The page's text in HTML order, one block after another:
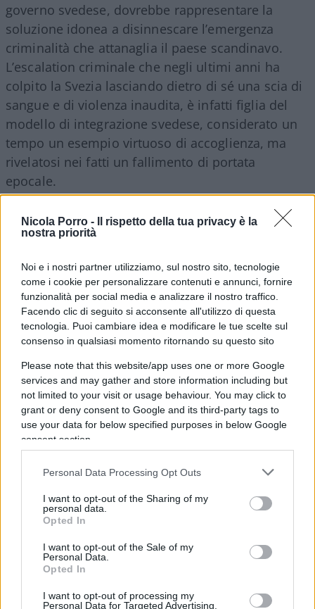
Nicola Porro -
Il rispetto della tua privacy è la
nostra priorità
Noi e i nostri partner utilizziamo, sul nostro sito, tecnologie
come i cookie per personalizzare contenuti e annunci, fornire
funzionalità per social media e analizzare il nostro traffico.
Facendo clic di seguito si acconsente all'utilizzo di questa
tecnologia. Puoi cambiare idea e modificare le tue scelte sul
consenso in qualsiasi momento ritornando su questo sito
Please note that this website/app uses one or more Google
services and may gather and store information including but
not limited to your visit or usage behaviour. You may click to
grant or deny consent to Google and its third-party tags to
use your data for below specified purposes in below Google
consent section.
Personal Data Processing Opt Outs
I want to opt-out of the Sharing of my
personal data.
Opted In
I want to opt-out of the Sale of my
Personal Data.
Opted In
I want to opt-out of processing my
Personal Data for Targeted Advertising.
governo svedese, dovrebbe rappresentare la
soluzione idonea a disinnescare l’emergenza
criminalità che attanaglia il paese scandinavo.
L’escalation criminale che negli ultimi anni ha
colpito la Svezia lasciando dietro di sé una scia di
sangue e di violenza inaudita, è infatti figlia del
modello di integrazione svedese, considerato un
tempo un esempio virtuoso di accoglienza, ma
rivelatosi nei fatti un fallimento di portata
epocale.
Così, nel tentativo di porre rimedio alle
politiche migratoriedel passato ed attuare una
sostanziosa stretta all’immigrazione, Stoccolma ha
deciso di aumentare sensibilmente l’offerta
economica collegata ai rimpatri volontari. La
sovvenzione per le emigrazioni,in Svezia esiste
gioco sia nettamente inferiore alle 350mila corone
proposte ora dall’esecutivo in carica. Attualmente,
gli immigrati in uscita dal territorio svedese
possono ricevere fino a 10mila corone per adulto
e 5mila per bambino, con un tetto massimo di
40mila corone per famiglia.
In pratica, un migrante adulto che decidesse di
poco più di 800 euro, oppure 3.500 euro circa nel
caso di un’intera famiglia. Laddove il
provvedimento allo studio dell’esecutivo svedese